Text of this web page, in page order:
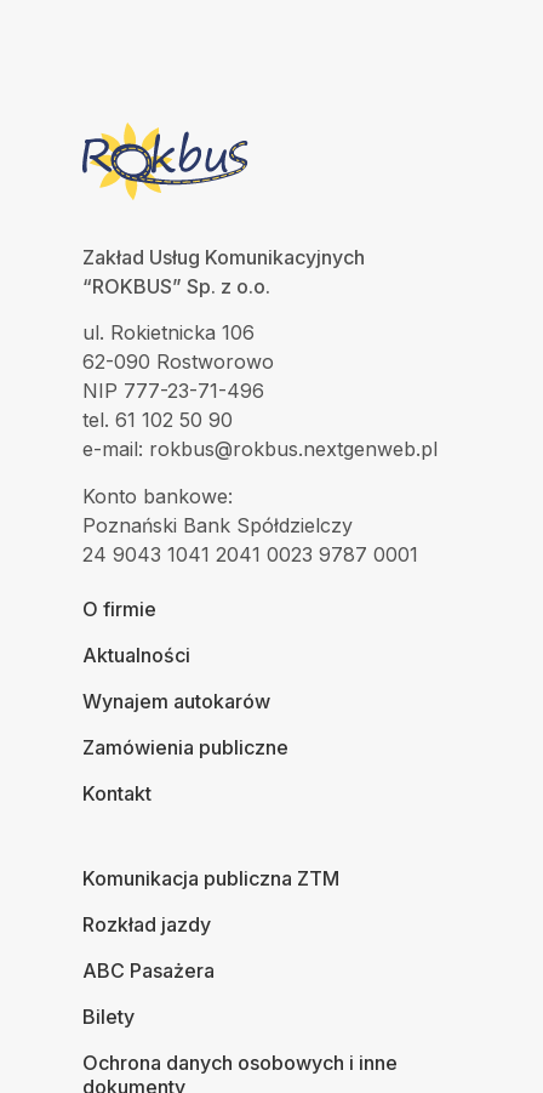
Zakład Usług Komunikacyjnych
“ROKBUS” Sp. z o.o.
ul. Rokietnicka 106
62-090 Rostworowo
NIP 777-23-71-496
tel. 61 102 50 90
e-mail: rokbus@rokbus.nextgenweb.pl
Konto bankowe:
Poznański Bank Spółdzielczy
24 9043 1041 2041 0023 9787 0001
O firmie
Aktualności
Wynajem autokarów
Zamówienia publiczne
Kontakt
Komunikacja publiczna ZTM
Rozkład jazdy
ABC Pasażera
Bilety
Ochrona danych osobowych i inne
dokumenty